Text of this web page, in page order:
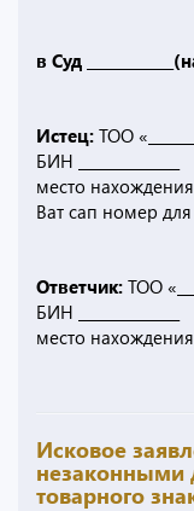
в Суд
Истец: ТОО
БИН ______________
место нахождения:
Ват сап номер для
Ответчик: ТОО
БИН ______________
место нахождения:
Исковое
незаконными
товарного